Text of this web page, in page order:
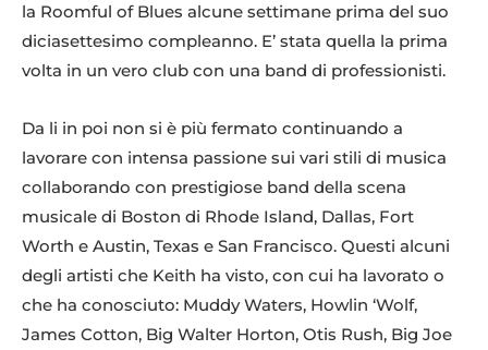
la Roomful of Blues alcune settimane prima del suo
diciasettesimo compleanno. E’ stata quella la prima
volta in un vero club con una band di professionisti.
Da li in poi non si è più fermato continuando a
lavorare con intensa passione sui vari stili di musica
collaborando con prestigiose band della scena
musicale di Boston di Rhode Island, Dallas, Fort
Worth e Austin, Texas e San Francisco. Questi alcuni
degli artisti che Keith ha visto, con cui ha lavorato o
che ha conosciuto: Muddy Waters, Howlin ‘Wolf,
James Cotton, Big Walter Horton, Otis Rush, Big Joe